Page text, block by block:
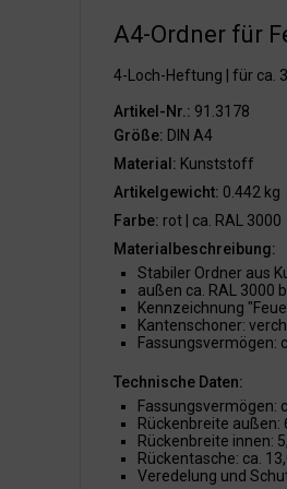
A4-Ordner für
4-Loch-Heftung | für ca.
Artikel-Nr.: 91.3178
Größe: DIN A4
Material: Kunststoff
Artikelgewicht: 0.442 kg
Farbe: rot | ca. RAL 3000
Materialbeschreibung:
Stabiler Ordner aus
außen ca. RAL 3000
Kennzeichnung
Kantenschoner:
Fassungsvermögen:
Technische Daten:
Fassungsvermögen:
Rückenbreite außen:
Rückenbreite innen:
Rückentasche: ca.
Veredelung und